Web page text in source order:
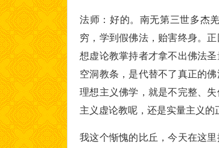
法师：好的。南无第三世多杰
穷，学到假佛法，贻害终身。
想虚论教掌持者才拿不出佛法
空洞教条，是代替不了真正的
理想主义佛学，就是不完整、
主义虚论教呢，还是实量主义的
我这个惭愧的比丘，今天在这